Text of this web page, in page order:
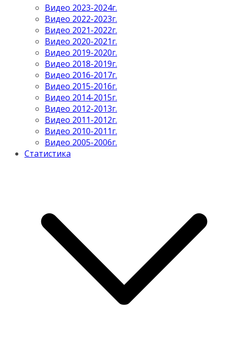
Видео 2023-2024г.
Видео 2022-2023г.
Видео 2021-2022г.
Видео 2020-2021г.
Видео 2019-2020г.
Видео 2018-2019г.
Видео 2016-2017г.
Видео 2015-2016г.
Видео 2014-2015г.
Видео 2012-2013г.
Видео 2011-2012г.
Видео 2010-2011г.
Видео 2005-2006г.
Статистика